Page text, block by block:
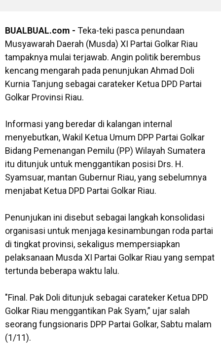
BUALBUAL.com - Teka-teki pasca penundaan
Musyawarah Daerah (Musda) XI Partai Golkar Riau
tampaknya mulai terjawab. Angin politik berembus
kencang mengarah pada penunjukan Ahmad Doli
Kurnia Tanjung sebagai carateker Ketua DPD Partai
Golkar Provinsi Riau.
‎Informasi yang beredar di kalangan internal
menyebutkan, Wakil Ketua Umum DPP Partai Golkar
Bidang Pemenangan Pemilu (PP) Wilayah Sumatera
itu ditunjuk untuk menggantikan posisi Drs. H.
Syamsuar, mantan Gubernur Riau, yang sebelumnya
menjabat Ketua DPD Partai Golkar Riau.
‎Penunjukan ini disebut sebagai langkah konsolidasi
organisasi untuk menjaga kesinambungan roda partai
di tingkat provinsi, sekaligus mempersiapkan
pelaksanaan Musda XI Partai Golkar Riau yang sempat
tertunda beberapa waktu lalu.
‎"Final. Pak Doli ditunjuk sebagai carateker Ketua DPD
Golkar Riau menggantikan Pak Syam,” ujar salah
seorang fungsionaris DPP Partai Golkar, Sabtu malam
(1/11).